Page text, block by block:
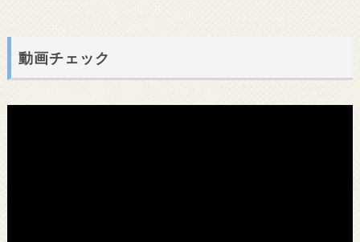
動画チェック